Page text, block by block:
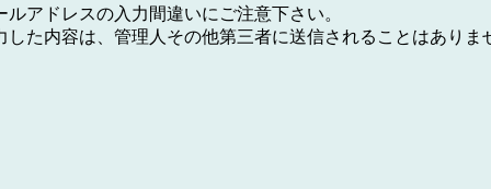
アドレスの入力間違いにご注意下さい。
た内容は、管理人その他第三者に送信されることはありま